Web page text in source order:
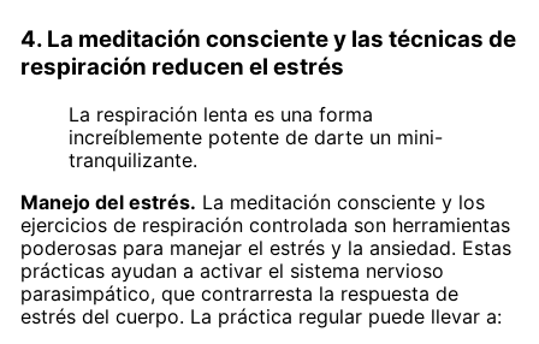
4. La meditación consciente y las técnicas de
respiración reducen el estrés
La respiración lenta es una forma
increíblemente potente de darte un mini-
tranquilizante.
Manejo del estrés. La meditación consciente y los
ejercicios de respiración controlada son herramientas
poderosas para manejar el estrés y la ansiedad. Estas
prácticas ayudan a activar el sistema nervioso
parasimpático, que contrarresta la respuesta de
estrés del cuerpo. La práctica regular puede llevar a: